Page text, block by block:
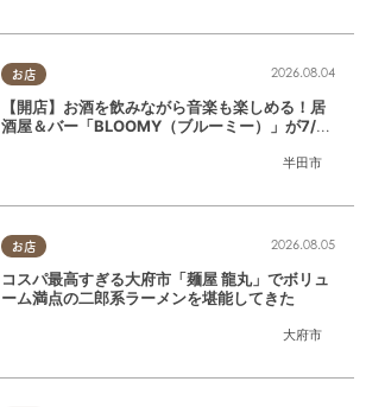
お店
半田市
2026.08.04
【開店】お酒を飲みながら音楽も楽しめる！居
酒屋＆バー「BLOOMY（ブルーミー）」が7/3
お店
大府市
2026.08.05
コスパ最高すぎる大府市「麺屋 龍丸」でボリュ
ーム満点の二郎系ラーメンを堪能してきた